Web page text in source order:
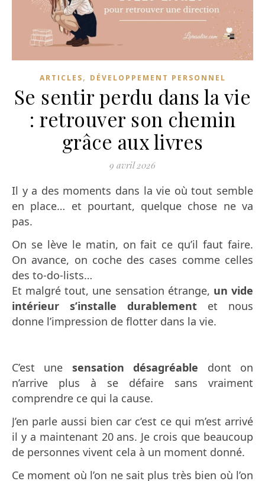
ARTICLES, DÉVELOPPEMENT PERSONNEL
Se sentir perdu dans la vie
: retrouver son chemin
grâce aux livres
9 avril 2026
Il y a des moments dans la vie où tout semble
en place… et pourtant, quelque chose ne va
pas.
On se lève le matin, on fait ce qu’il faut faire.
On avance, on coche des cases comme celles
des to-do-lists…
Et malgré tout, une sensation étrange, un vide
intérieur s’installe durablement et nous
donne l’impression de flotter dans la vie.
C’est une sensation désagréable dont on
n’arrive plus à se défaire sans vraiment
comprendre ce qui la cause.
J’en parle aussi bien car c’est ce qui m’est arrivé
il y a maintenant 20 ans. Je crois que beaucoup
de personnes vivent cela à un moment donné.
Ce moment où l’on ne sait plus très bien où l’on